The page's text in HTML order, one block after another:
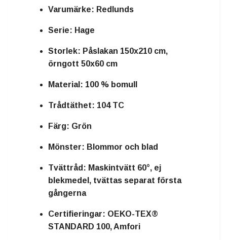
Varumärke: Redlunds
Serie: Hage
Storlek: Påslakan 150x210 cm,
örngott 50x60 cm
Material: 100 % bomull
Trådtäthet: 104 TC
Färg: Grön
Mönster: Blommor och blad
Tvättråd: Maskintvätt 60°, ej
blekmedel, tvättas separat första
gångerna
Certifieringar: OEKO-TEX®
STANDARD 100, Amfori